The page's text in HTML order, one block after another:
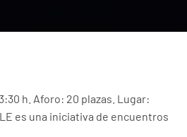
h. Aforo: 20 plazas. Lugar:
es una iniciativa de encuentros